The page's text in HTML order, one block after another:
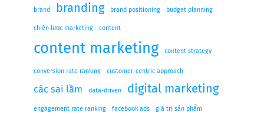
brand branding brand positioning budget planning
chiến lược marketing content
content marketing content strategy
conversion rate ranking customer-centric approach
các sai lầm data-driven digital marketing
engagement rate ranking facebook ads giá trị sản phẩm